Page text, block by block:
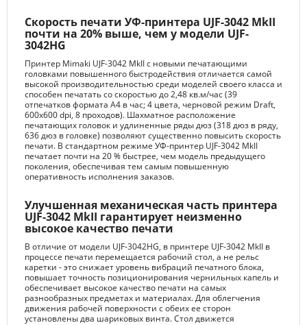
Скорость печати УФ-принтера UJF-3042 MkII
почти на 20% выше, чем у модели UJF-
3042HG
Принтер Mimaki UJF-3042 MkII с новыми печатающими
головками повышенного быстродействия отличается самой
высокой производительностью среди моделей своего класса и
способен печатать со скоростью до 2,48 кв.м/час (39
отпечатков формата А4 в час; 4 цвета, черновой режим Draft,
600x600 dpi, 8 проходов). Шахматное расположение
печатающих головок и удлиненные ряды дюз (318 дюз в ряду,
636 дюз в головке) позволяют существенно повысить скорость
печати. В стандартном режиме УФ-принтер UJF-3042 MkII
печатает почти на 20 % быстрее, чем модель предыдущего
поколения, обеспечивая тем самым повышенную
оперативность исполнения заказов.
Улучшенная механическая часть принтера
UJF-3042 MkII гарантирует неизменно
высокое качество печати
В отличие от модели UJF-3042HG, в принтере UJF-3042 MkII в
процессе печати перемещается рабочий стол, а не рельс
каретки - это снижает уровень вибраций печатного блока,
повышает точность позиционирования чернильных капель и
обеспечивает высокое качество печати на самых
разнообразных предметах и материалах. Для облегчения
движения рабочей поверхности с обеих ее сторон
установлены два шариковых винта. Стол движется